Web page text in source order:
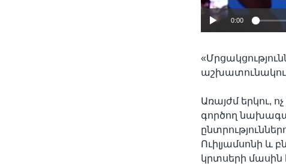
0:00
Առայժմ երկու,
գործող
Ուիլյամսոնի
կրտսերի մասին